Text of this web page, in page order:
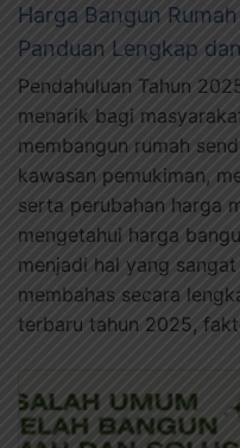
Harga Bangun
Panduan Lengkap
Pendahuluan Tahun
menarik bagi
membangun rumah
kawasan pemukiman,
serta perubahan harga
mengetahui harga
menjadi hal yang
membahas secara
terbaru tahun 2025,